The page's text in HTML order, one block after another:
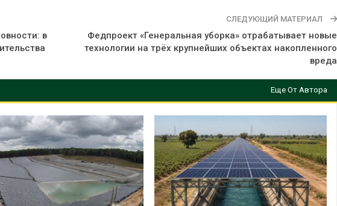
в
СЛЕДУЮЩИЙ МАТЕРИАЛ
Федпроект «Генеральная уборка» отрабатывает новые
технологии на трёх крупнейших объектах накопленного
вреда
Еще От Автора